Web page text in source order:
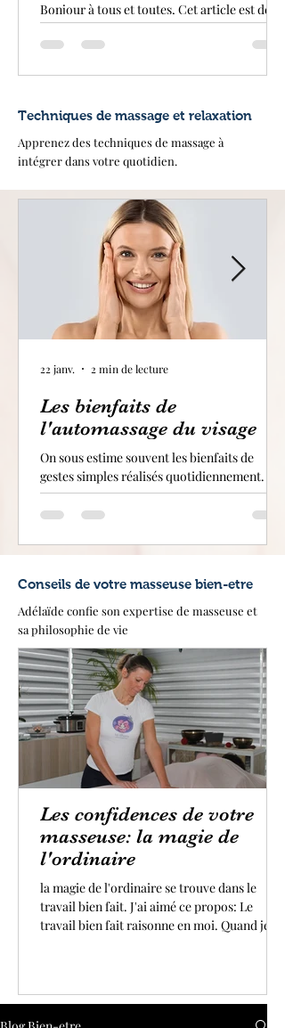
Bonjour à tous et toutes, Cet article est dédié
au Psoas , muscle souvent méconnu et peu
pris en considération. Ce muscle profond...
Techniques de massage et relaxation
Apprenez des techniques de massage à
intégrer dans votre quotidien.
Les bienfaits de
l'automassage du visage
On sous estime souvent les bienfaits de
gestes simples réalisés quotidiennement. Et
pourtant ! Quelques minutes d'automassage
chaque jour peuvent vous changer la vie sur
propose de passer en revue les bienfaits de
22 janv. 2 min de lecture
Conseils de votre masseuse bien-etre
Adélaïde confie son expertise de masseuse et
sa philosophie de vie
Les confidences de votre
masseuse: la magie de
l'ordinaire
la magie de l'ordinaire se trouve dans le
travail bien fait. J'ai aimé ce propos: Le
travail bien fait raisonne en moi. Quand je
même dans ses actions est une des clés du
bonheur. Quand je ressens l'apaisement, la